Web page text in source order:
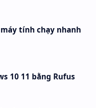
tính chạy nhanh
10 11 bằng Rufus